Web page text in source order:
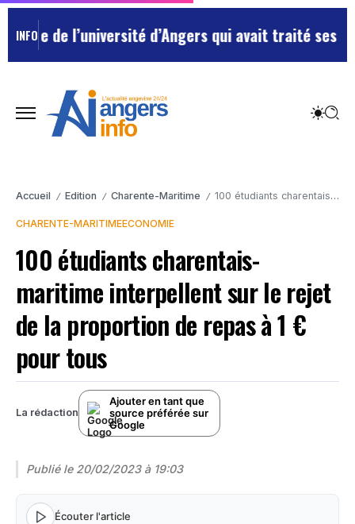
INFO
de l’université d’Angers qui avait traité ses chefs
Accueil / Edition / Charente-Maritime / 100 étudiants charentais-maritime interpellent sur le rejet de la proportion de repas à 1 € pour tous
CHARENTE-MARITIMEECONOMIE
100 étudiants charentais-
maritime interpellent sur le rejet
de la proportion de repas à 1 €
pour tous
La rédaction
Ajouter en tant que
source préférée sur
Google
Publié le 20/02/2023 à 19:03
Écouter l'article